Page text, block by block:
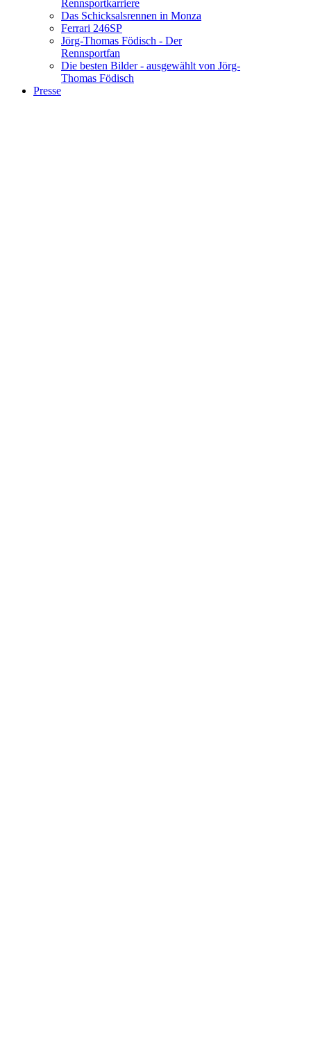
Rennsportkarriere
Das Schicksalsrennen in Monza
Ferrari 246SP
Jörg-Thomas Födisch - Der
Rennsportfan
Die besten Bilder - ausgewählt von Jörg-
Thomas Födisch
Presse